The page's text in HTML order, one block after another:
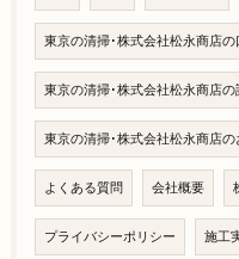
東京の清掃･株式会社松永商店の
東京の清掃･株式会社松永商店の
東京の清掃･株式会社松永商店の
よくある質問 会社概要
プライバシーポリシー 施工